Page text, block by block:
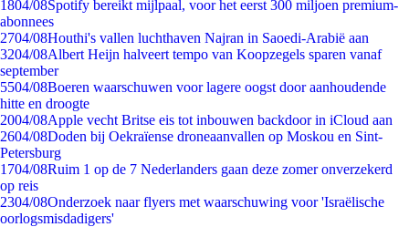
1804/08Spotify bereikt mijlpaal, voor het eerst 300 miljoen premium-
abonnees
2704/08Houthi's vallen luchthaven Najran in Saoedi-Arabië aan
3204/08Albert Heijn halveert tempo van Koopzegels sparen vanaf
september
5504/08Boeren waarschuwen voor lagere oogst door aanhoudende
hitte en droogte
2004/08Apple vecht Britse eis tot inbouwen backdoor in iCloud aan
2604/08Doden bij Oekraïense droneaanvallen op Moskou en Sint-
Petersburg
1704/08Ruim 1 op de 7 Nederlanders gaan deze zomer onverzekerd
op reis
2304/08Onderzoek naar flyers met waarschuwing voor 'Israëlische
oorlogsmisdadigers'